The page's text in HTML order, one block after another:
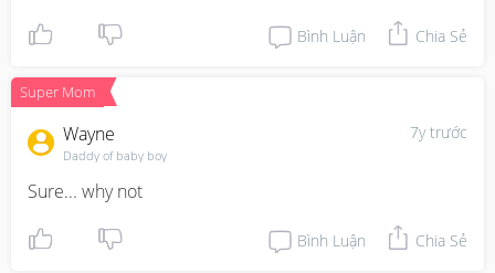
Bình Luận Chia Sẻ
Super Mom
7y trước
Wayne
Daddy of baby boy
Sure... why not
Bình Luận Chia Sẻ